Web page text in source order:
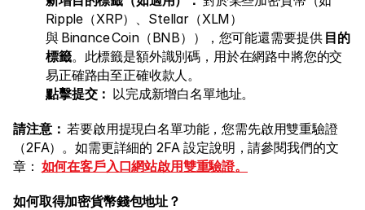
學習
Blog
Investing 101
經濟日曆
Snaps
Ripple（XRP）、Stellar（XLM）
與 Binance Coin（BNB）），您可能還需要提供 目的
標籤。此標籤是額外識別碼，用於在網路中將您的交
易正確路由至正確收款人。
點擊提交： 以完成新增白名單地址。
請注意： 若要啟用提現白名單功能，您需先啟用雙重驗證
（2FA）。如需更詳細的 2FA 設定說明，請參閱我們的文
章： 如何在客戶入口網站啟用雙重驗證。
如何取得加密貨幣錢包地址？